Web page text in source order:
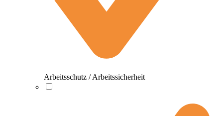
Arbeitsschutz / Arbeitssicherheit